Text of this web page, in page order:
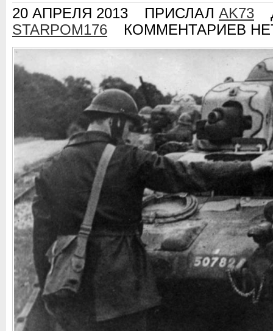
20 АПРЕЛЯ 2013 ПРИСЛАЛ AK73
STARPOM176
КОММЕНТАРИЕВ